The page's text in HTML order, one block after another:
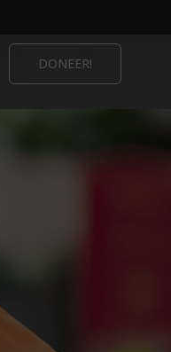
DONEER!